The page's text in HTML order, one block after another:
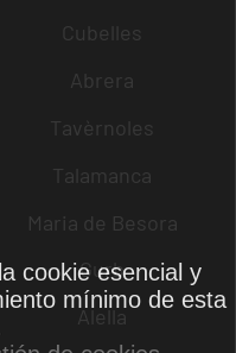
Cubelles
Abrera
Tavèrnoles
Talamanca
Maria de Besora
Gurb
Alella
cookie esencial y
mínimo de esta